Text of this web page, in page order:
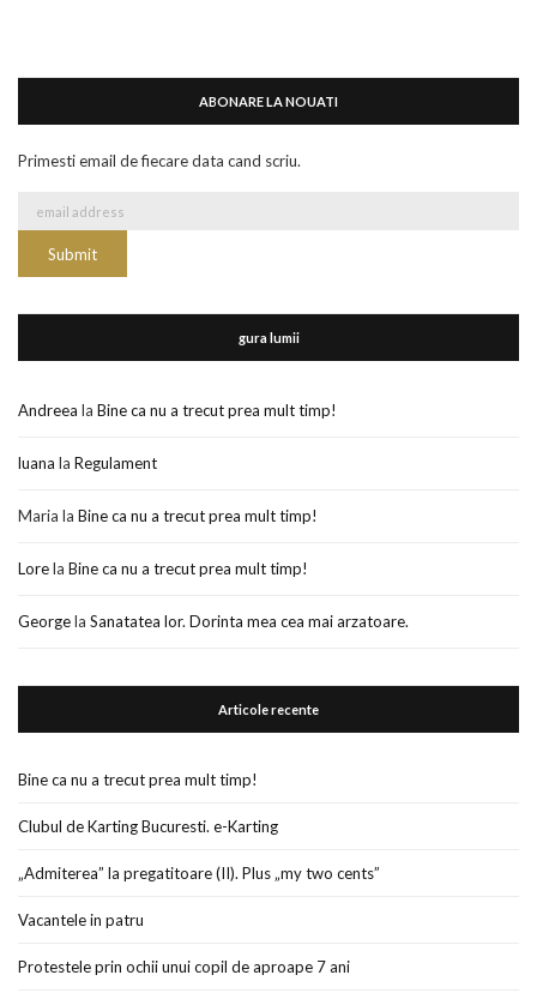
ABONARE LA NOUATI
Primesti email de fiecare data cand scriu.
gura lumii
Andreea la Bine ca nu a trecut prea mult timp!
luana la Regulament
Maria la Bine ca nu a trecut prea mult timp!
Lorela Bine ca nu a trecut prea mult timp!
Georgela Sanatatea lor. Dorinta mea cea mai arzatoare.
Articole recente
Bine ca nu a trecut prea mult timp!
Clubul de Karting Bucuresti. e-Karting
„Admiterea” la pregatitoare (II). Plus „my two cents”
Vacantele in patru
Protestele prin ochii unui copil de aproape 7 ani